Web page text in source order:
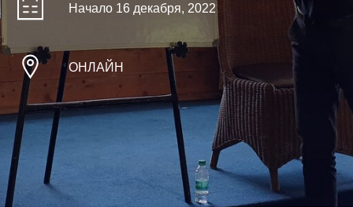
Начало 16 декабря, 2022
ОНЛАЙН